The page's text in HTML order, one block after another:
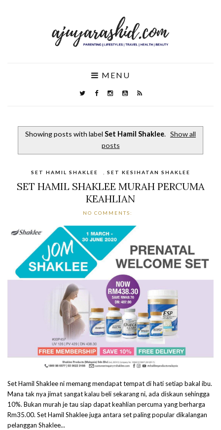
MENU
Showing posts with labelSet Hamil Shaklee. Show all
posts
SET HAMIL SHAKLEE SET KESIHATAN SHAKLEE
SET HAMIL SHAKLEE MURAH PERCUMA
KEAHLIAN
NO COMMENTS:
Set Hamil Shaklee ni memang mendapat tempat di hati setiap bakal ibu.
Mana tak nya jimat sangat kalau beli sekarang ni, ada diskaun sehingga
10%. Bukan murah je tau siap dapat keahlian percuma yang berharga
Rm35.00. Set Hamil Shaklee juga antara set paling popular dikalangan
pelanggan Shaklee...